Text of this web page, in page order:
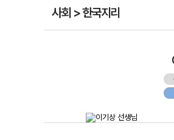
사회 > 한국지리